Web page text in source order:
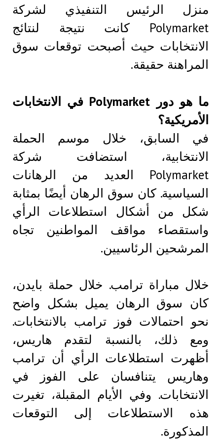
منزل الرئيس التنفيذي لشركة
Polymarket كانت نتيجة لنتائج
الانتخابات حيث أصبحت توقعات سوق
المراهنة حقيقة.
ما هو دور Polymarket في الانتخابات
الأمريكية؟
في السابق، خلال موسم الحملة
الانتخابية، استضافت شركة
Polymarket العديد من الرهانات
السياسية. كان سوق الرهان أيضًا بمثابة
شكل من أشكال استطلاعات الرأي
واستقصاء مواقف المواطنين تجاه
المرشحين الرئاسيين.
خلال مباراة ترامب. خلال حملة بايدن،
كان سوق الرهان يميل بشكل واضح
نحو احتمالات فوز ترامب بالانتخابات.
ومع ذلك، بالنسبة لتقدم هاريس،
أظهرت استطلاعات الرأي أن ترامب
وهاريس يتنافسان على الفوز في
الانتخابات. وفي الأيام المقبلة، تغيرت
هذه الاستطلاعات إلى التوقعات
المذكورة.